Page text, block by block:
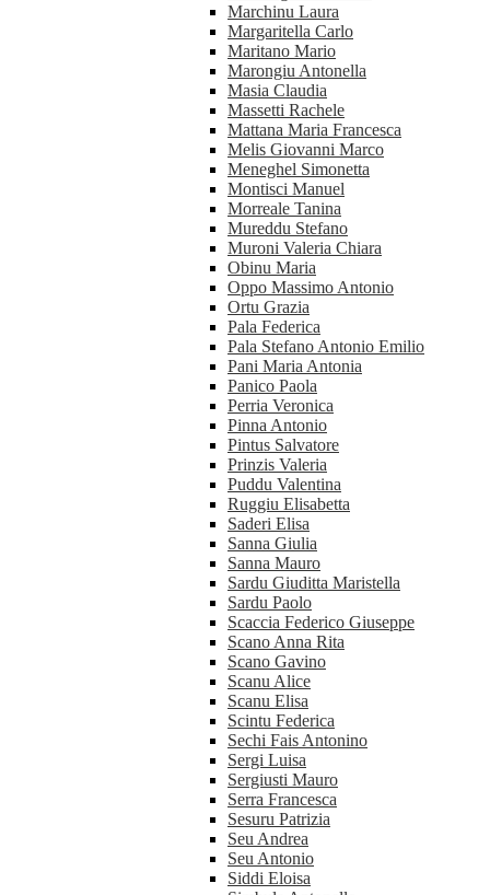
Marchinu Laura
Margaritella Carlo
Maritano Mario
Marongiu Antonella
Masia Claudia
Massetti Rachele
Mattana Maria Francesca
Melis Giovanni Marco
Meneghel Simonetta
Montisci Manuel
Morreale Tanina
Mureddu Stefano
Muroni Valeria Chiara
Obinu Maria
Oppo Massimo Antonio
Ortu Grazia
Pala Federica
Pala Stefano Antonio Emilio
Pani Maria Antonia
Panico Paola
Perria Veronica
Pinna Antonio
Pintus Salvatore
Prinzis Valeria
Puddu Valentina
Ruggiu Elisabetta
Saderi Elisa
Sanna Giulia
Sanna Mauro
Sardu Giuditta Maristella
Sardu Paolo
Scaccia Federico Giuseppe
Scano Anna Rita
Scano Gavino
Scanu Alice
Scanu Elisa
Scintu Federica
Sechi Fais Antonino
Sergi Luisa
Sergiusti Mauro
Serra Francesca
Sesuru Patrizia
Seu Andrea
Seu Antonio
Siddi Eloisa